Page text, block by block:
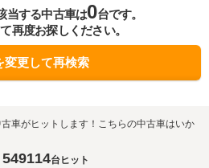
当する中古車は0台です。
再度お探しください。
変更して再検索
車がヒットします！こちらの中古車はいか
549114台ヒット